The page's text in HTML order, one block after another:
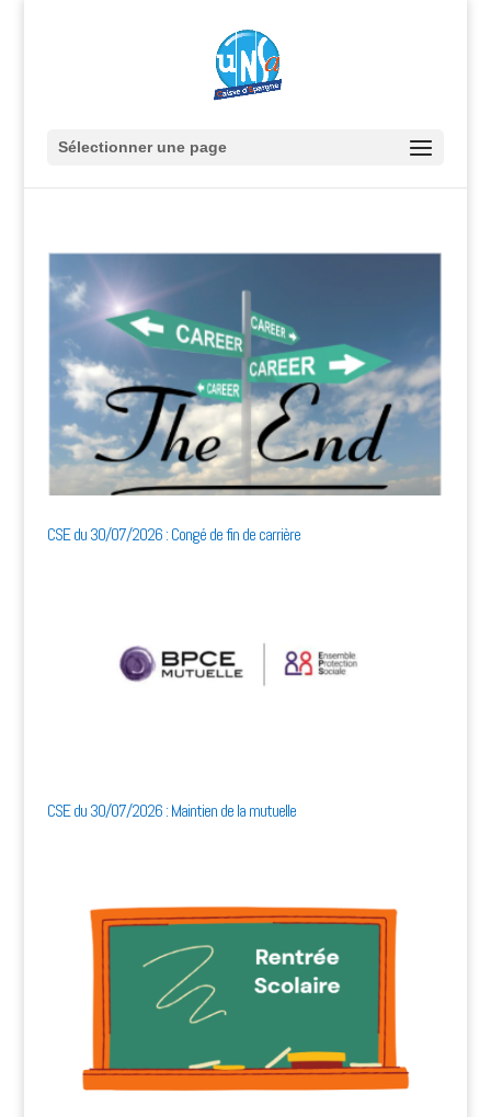
Sélectionner une page
CSE du 30/07/2026 : Congé de fin de carrière
CSE du 30/07/2026 : Maintien de la mutuelle